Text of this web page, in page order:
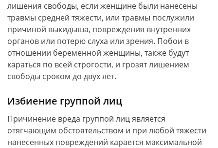
лишения свободы, если женщине были нанесены
травмы средней тяжести, или травмы послужили
причиной выкидыша, повреждения внутренних
органов или потерю слуха или зрения. Побои в
отношении беременной женщины, также будут
караться по всей строгости, и грозят лишением
свободы сроком до двух лет.
Избиение группой лиц
Причинение вреда группой лиц является
отягчающим обстоятельством и при любой тяжести
нанесенных повреждений карается максимальной